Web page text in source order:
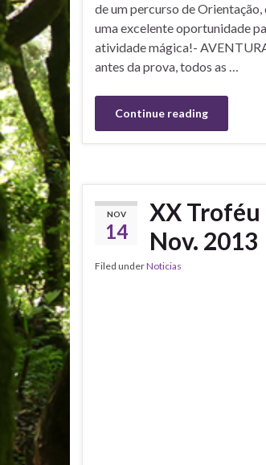
de um percurso de
uma excelente oportunidade
atividade mágica!-
antes da prova, todos as …
Continue reading
NOV
14
XX
Nov. 2013
Filed underNoticias